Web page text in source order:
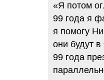
«Я потом
99 года я
я помогу
они будут
99 года